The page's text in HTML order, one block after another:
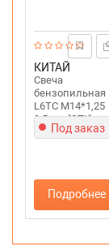
КИТАЙ
Свеча
бензопильная
L6TC M14*1,25
9,5mm "STL"
Под заказ
Подробнее